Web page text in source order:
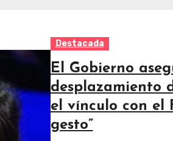
Destacada
El Gobierno
desplazamiento
el vínculo con el
gesto”